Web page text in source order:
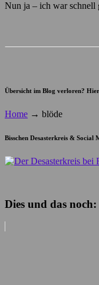
Nun ja – ich war schnell
Übersicht im Blog verloren?
Home → blöde
Bisschen Desasterkreis & Social
Dies und das noch: